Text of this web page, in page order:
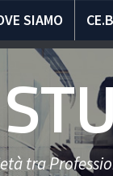
SIAMO
tra